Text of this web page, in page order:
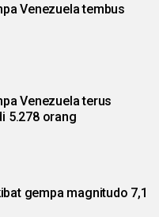
Venezuela tembus
Venezuela terus
5.278 orang
gempa magnitudo 7,1